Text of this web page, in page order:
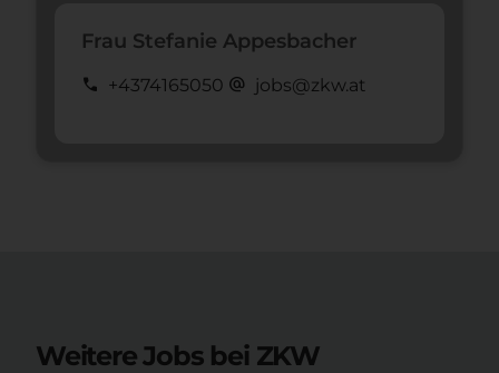
Frau Stefanie Appesbacher
call +4374165050 alternate_email jobs@zkw.at
Weitere Jobs bei ZKW